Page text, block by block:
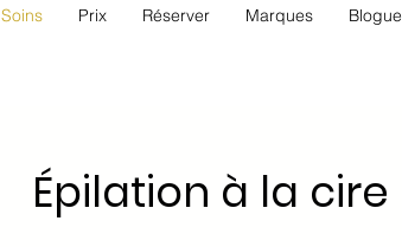
Épilation à la cire
Soins Prix Réserver Marques Blogue